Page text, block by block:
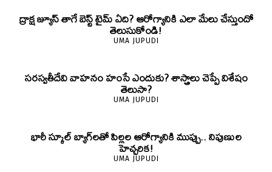
ద్రాక్ష జ్యూస్ తాగే బెస్ట్ టైమ్ ఏది? ఆరోగ్యానికి ఎలా మేలు చేస్తుందో
తెలుసుకోండి!
UMA JUPUDI
సరస్వతీదేవి వాహనం హంసే ఎందుకు? శాస్త్రాలు చెప్పే విశేషం
తెలుసా?
UMA JUPUDI
భారీ స్కూల్ బ్యాగ్‌లతో పిల్లల ఆరోగ్యానికి ముప్పు.. నిపుణుల
హెచ్చరిక!
UMA JUPUDI